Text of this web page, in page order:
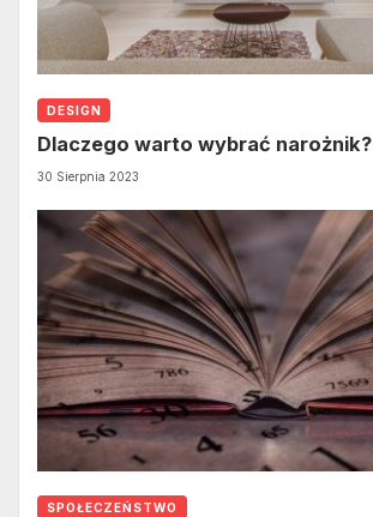
DESIGN
Dlaczego warto wybrać narożnik?
30 Sierpnia 2023
SPOŁECZEŃSTWO